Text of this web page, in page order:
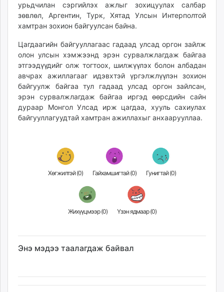
mass.mn
unegui.mn
toim.mn
tac.mn
paparazzi.mn
unread.today
урьдчилан сэргийлэх ажлыг зохицуулах салбар
зөвлөл, Аргентин, Турк, Хятад Улсын Интерполтой
хамтран зохион байгуулсан байна.
Цагдаагийн байгууллагаас гадаад улсад оргон зайлж
олон улсын хэмжээнд эрэн сурвалжлагдаж байгаа
этгээдүүдийг олж тогтоох, шилжүүлэх болон албадан
авчрах ажиллагааг идэвхтэй үргэлжлүүлэн зохион
байгуулж байгаа тул гадаад улсад оргон зайлсан,
эрэн сурвалжлагдаж байгаа иргэд өөрсдийн сайн
дураар Монгол Улсад ирж цагдаа, хууль сахиулах
байгууллагуудтай хамтран ажиллахыг анхаарууллаа.
Хөгжилтэй (0) Гайхамшигтай (0) Гунигтай (0)
Жихүүцмээр (0) Үзэн ядмаар (0)
Энэ мэдээ таалагдаж байвал